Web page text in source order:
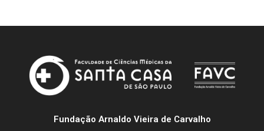
Fundação Arnaldo Vieira de Carvalho